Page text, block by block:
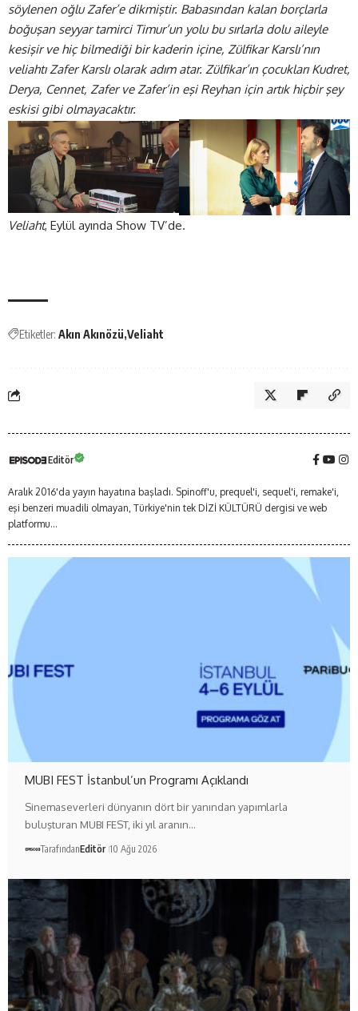
söylenen oğlu Zafer’e dikmiştir. Babasından kalan borçlarla
boğuşan seyyar tamirci Timur’un yolu bu sırlarla dolu aileyle
kesişir ve hiç bilmediği bir kaderin içine, Zülfikar Karslı’nın
veliahtı Zafer Karslı olarak adım atar. Zülfikar’ın çocukları Kudret,
Derya, Cennet, Zafer ve Zafer’in eşi Reyhan için artık hiçbir şey
eskisi gibi olmayacaktır.
Veliaht, Eylül ayında Show TV’de.
Etiketler: Akın Akınözü Veliaht
Editör
Aralık 2016'da yayın hayatına başladı. Spinoff'u, prequel'i, sequel'i, remake'i,
eşi benzeri muadili olmayan, Türkiye'nin tek DİZİ KÜLTÜRÜ dergisi ve web
platformu...
MUBI FEST İstanbul’un Programı Açıklandı
Sinemaseverleri dünyanın dört bir yanından yapımlarla
buluşturan MUBI FEST, iki yıl aranın…
TarafındanEditör 10 Ağu 2026